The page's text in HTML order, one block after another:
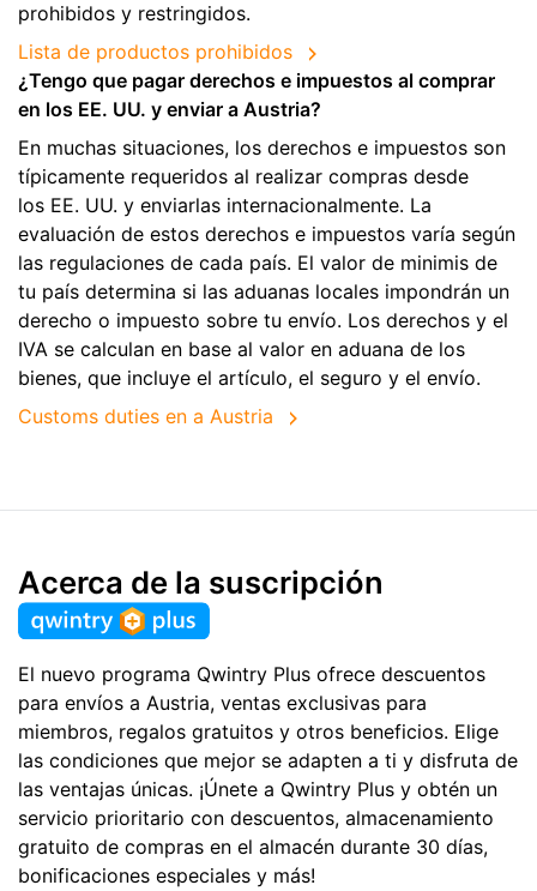
prohibidos y restringidos.
Lista de productos prohibidos
¿Tengo que pagar derechos e impuestos al comprar
en los EE. UU. y enviar a Austria?
En muchas situaciones, los derechos e impuestos son
típicamente requeridos al realizar compras desde
los EE. UU. y enviarlas internacionalmente. La
evaluación de estos derechos e impuestos varía según
las regulaciones de cada país. El valor de minimis de
tu país determina si las aduanas locales impondrán un
derecho o impuesto sobre tu envío. Los derechos y el
IVA se calculan en base al valor en aduana de los
bienes, que incluye el artículo, el seguro y el envío.
Customs duties en a Austria
Acerca de la suscripción
El nuevo programa Qwintry Plus ofrece descuentos
para envíos a Austria, ventas exclusivas para
miembros, regalos gratuitos y otros beneficios. Elige
las condiciones que mejor se adapten a ti y disfruta de
las ventajas únicas. ¡Únete a Qwintry Plus y obtén un
servicio prioritario con descuentos, almacenamiento
gratuito de compras en el almacén durante 30 días,
bonificaciones especiales y más!